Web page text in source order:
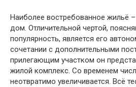
Наиболее востребованное жильё
дом. Отличительной чертой,
популярность, является его
сочетании с дополнительными
прилегающим участком он
жилой комплекс. Со временем
неотвратимо увеличивается. Всё